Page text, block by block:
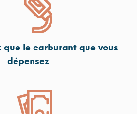
que le carburant que vous
dépensez